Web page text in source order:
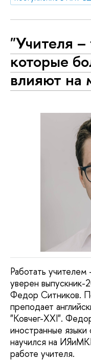
"Учителя
которые
влияют на
Работать
уверен
Федор Ситников.
преподает
"Ковчег-XXI".
иностранные
научился на
работе учителя.